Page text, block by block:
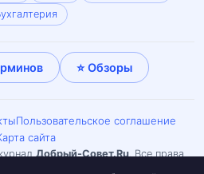
⭐ Обзоры
Пользовательское соглашение
сайта
Добрый-Совет.Ru. Все права